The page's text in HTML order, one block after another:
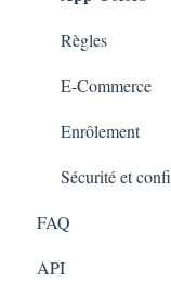
Règles
E-Commerce
Enrôlement
Sécurité et
FAQ
FAQ-
API